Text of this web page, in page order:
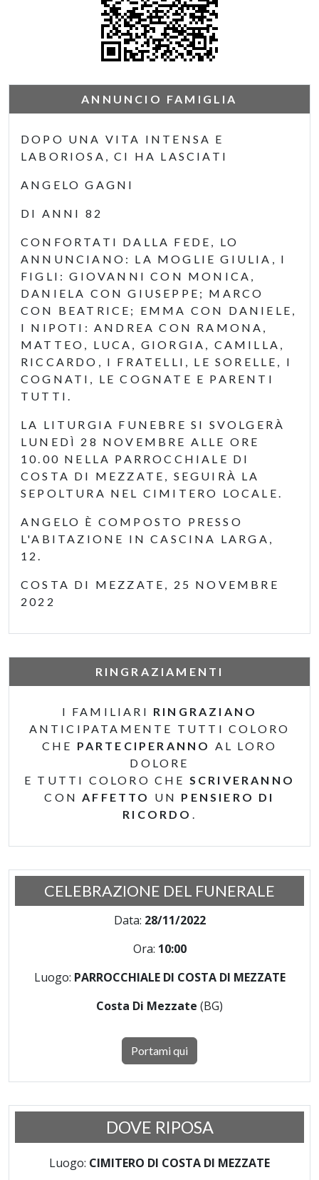
ANNUNCIO FAMIGLIA
DOPO UNA VITA INTENSA E
LABORIOSA, CI HA LASCIATI
ANGELO GAGNI
DI ANNI 82
CONFORTATI DALLA FEDE, LO
ANNUNCIANO: LA MOGLIE GIULIA, I
FIGLI: GIOVANNI CON MONICA,
DANIELA CON GIUSEPPE; MARCO
CON BEATRICE; EMMA CON DANIELE,
I NIPOTI: ANDREA CON RAMONA,
MATTEO, LUCA, GIORGIA, CAMILLA,
RICCARDO, I FRATELLI, LE SORELLE, I
COGNATI, LE COGNATE E PARENTI
TUTTI.
LA LITURGIA FUNEBRE SI SVOLGERÀ
LUNEDÌ 28 NOVEMBRE ALLE ORE
10.00 NELLA PARROCCHIALE DI
COSTA DI MEZZATE, SEGUIRÀ LA
SEPOLTURA NEL CIMITERO LOCALE.
ANGELO È COMPOSTO PRESSO
L'ABITAZIONE IN CASCINA LARGA,
12.
COSTA DI MEZZATE, 25 NOVEMBRE
2022
RINGRAZIAMENTI
I FAMILIARI RINGRAZIANO
ANTICIPATAMENTE TUTTI COLORO
CHE PARTECIPERANNO AL LORO
DOLORE
E TUTTI COLORO CHE SCRIVERANNO
CONAFFETTO UN PENSIERO DI
RICORDO .
CELEBRAZIONE DEL FUNERALE
Data: 28/11/2022
Ora: 10:00
Luogo: PARROCCHIALE DI COSTA DI MEZZATE
Costa Di Mezzate (BG)
Portami qui
DOVE RIPOSA
Luogo: CIMITERO DI COSTA DI MEZZATE